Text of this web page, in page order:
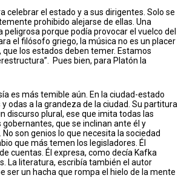
celebrar el estado y a sus dirigentes. Solo se
prohibido alejarse de ellas. Una
porque podía provocar el vuelco del
el filósofo griego, la música no es un placer
los estados deben temer. Estamos
Pues bien, para Platón la
es más temible aún. En la ciudad-estado
odas a la grandeza de la ciudad. Su partitura
discurso plural, ese que imita todas las
que se inclinan ante él y
son genios lo que necesita la sociedad
que más temen los legisladores. Él
cuentas. Él expresa, como decía Kafka
La literatura, escribía también el autor
ser un hacha que rompa el hielo de la mente